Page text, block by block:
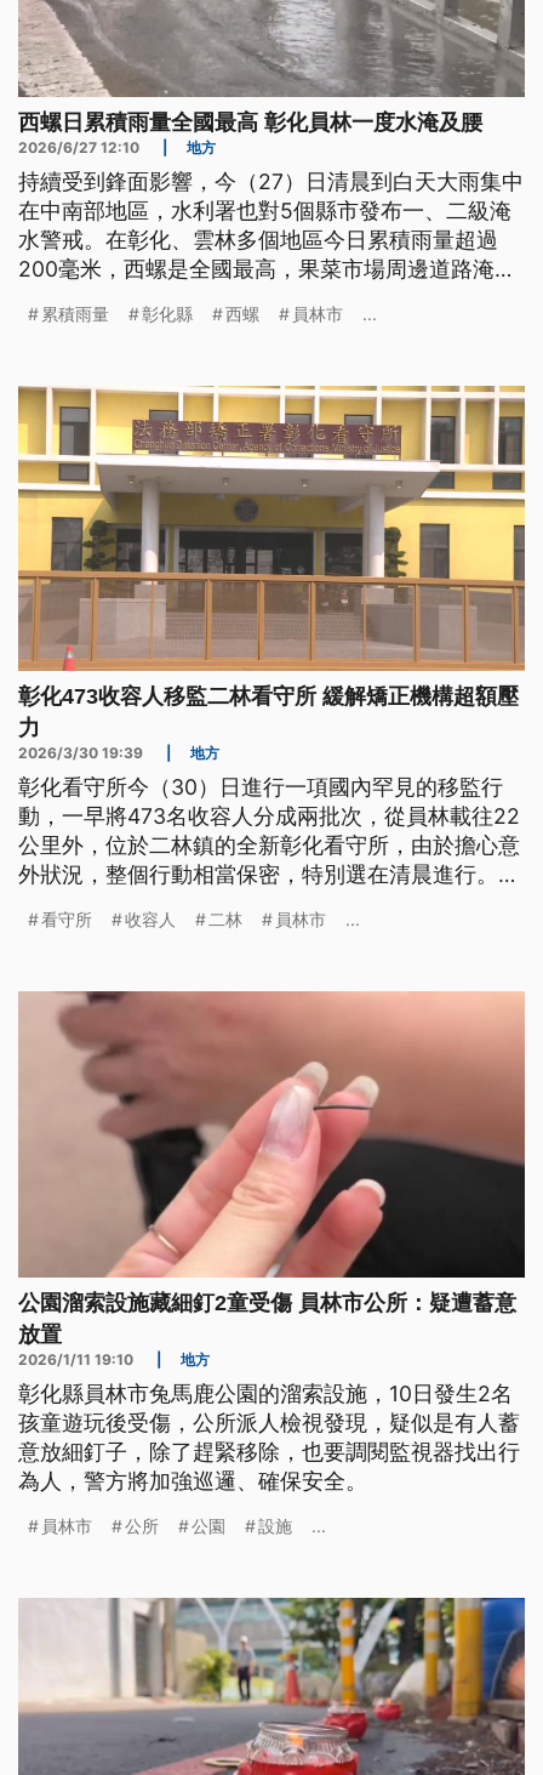
西螺日累積雨量全國最高 彰化員林一度水淹及腰
2026/6/27 12:10 地方
持續受到鋒面影響，今（27）日清晨到白天大雨集中
在中南部地區，水利署也對5個縣市發布一、二級淹
水警戒。在彰化、雲林多個地區今日累積雨量超過
200毫米，西螺是全國最高，果菜市場周邊道路淹水
乘橡皮艇撤離；另外在台中和南投也都有傳出災情。
累積雨量 彰化縣 西螺 員林市 ...
彰化473收容人移監二林看守所 緩解矯正機構超額壓
力
2026/3/30 19:39 地方
彰化看守所今（30）日進行一項國內罕見的移監行
動，一早將473名收容人分成兩批次，從員林載往22
公里外，位於二林鎮的全新彰化看守所，由於擔心意
外狀況，整個行動相當保密，特別選在清晨進行。所
整體矯正機構超額的壓力。
看守所 收容人 二林 員林市 ...
公園溜索設施藏細釘2童受傷 員林市公所：疑遭蓄意
放置
2026/1/11 19:10 地方
彰化縣員林市兔馬鹿公園的溜索設施，10日發生2名
孩童遊玩後受傷，公所派人檢視發現，疑似是有人蓄
意放細釘子，除了趕緊移除，也要調閱監視器找出行
為人，警方將加強巡邏、確保安全。
員林市 公所 公園 設施 ...